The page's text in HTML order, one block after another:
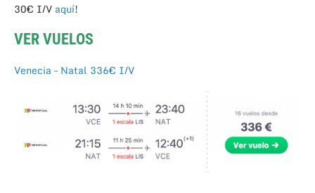
30€ I/V aquí!
VER VUELOS
Venecia – Natal 336€ I/V